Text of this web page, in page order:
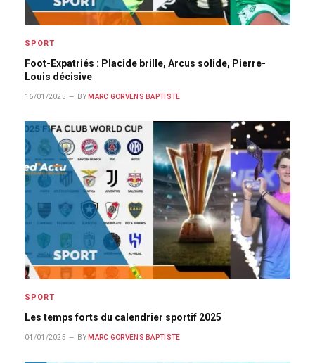
SPORT
Foot-Expatriés : Placide brille, Arcus solide, Pierre-
Louis décisive
16/01/2025 BY MARC GORVENS BAPTISTE
SPORT
Les temps forts du calendrier sportif 2025
04/01/2025 BY MARC GORVENS BAPTISTE